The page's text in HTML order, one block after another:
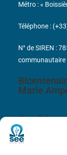
Marie
Conditions
Métro : «
Téléphone :
N° de SIREN :
communautaire